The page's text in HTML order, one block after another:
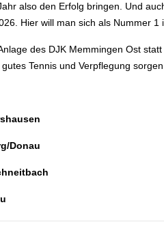
also den Erfolg bringen. Und
Hier will man sich als Nummer
des DJK Memmingen Ost
Tennis und Verpflegung
Donau